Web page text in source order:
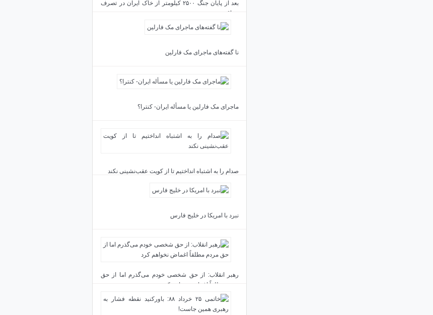
بعد از پایان جنگ ۲۵۰۰ کیلومتر از خاک ایران در تصرف
عراق بود
نا گفته‌های ماجرای مک فارلین
ماجرای مک فارلین یا مسأله ایران- کنترا؟
صدام را به اشتباه انداختیم تا از کویت عقب‌نشینی نکند
نبرد با امریکا در خلیج فارس
رهبر انقلاب: از حق شخصی خودم می‌گذرم اما از حق
مردم مطلقاً اغماض نخواهم کرد